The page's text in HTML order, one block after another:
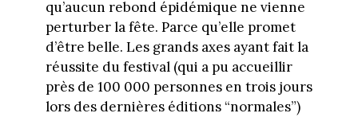
qu’aucun rebond épidémique ne vienne
perturber la fête. Parce qu’elle promet
d’être belle. Les grands axes ayant fait la
réussite du festival (qui a pu accueillir
près de 100 000 personnes en trois jours
lors des dernières éditions “normales”)